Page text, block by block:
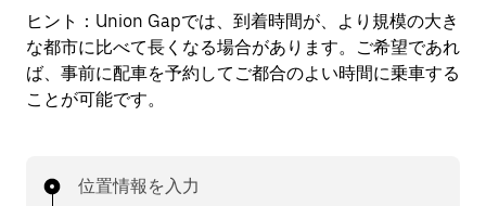
ヒント： Union Gapでは、到着時間が、より規模の大き
な都市に比べて長くなる場合があります。ご希望であれ
ば、事前に配車を予約してご都合のよい時間に乗車する
ことが可能です。
位置情報を入力